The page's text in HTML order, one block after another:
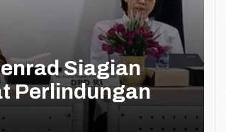
Siagian
Perlindungan